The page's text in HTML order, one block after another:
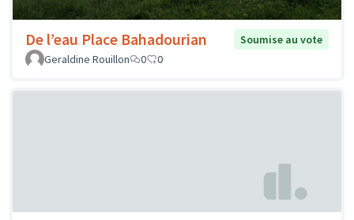
De l’eau Place Bahadourian
Soumise au vote
Geraldine Rouillon
0 0